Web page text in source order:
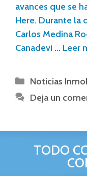
avances que se
Here. Durante la
Carlos Medina
Canadevi … Leer
Noticias
Deja un
TODO